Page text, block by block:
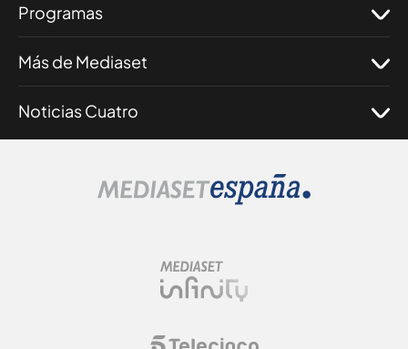
Programas
Más de Mediaset
Noticias Cuatro